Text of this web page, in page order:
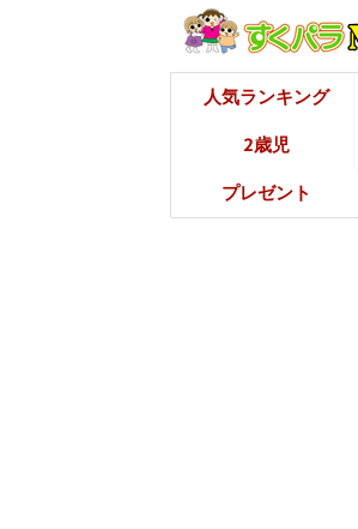
人気ランキング
2歳児
プレゼント